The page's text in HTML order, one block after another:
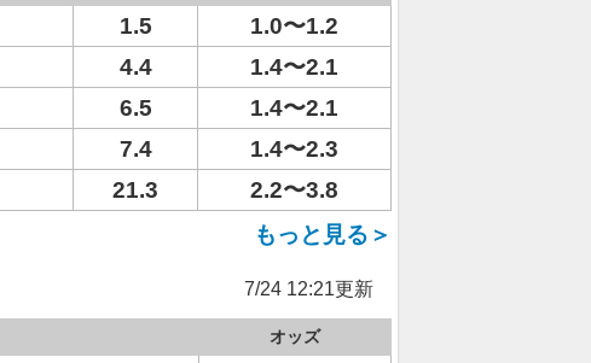
1.5
1.0〜1.2
4.4
1.4〜2.1
6.5
1.4〜2.1
7.4
1.4〜2.3
21.3
2.2〜3.8
もっと見る＞
7/24 12:21更新
オッズ